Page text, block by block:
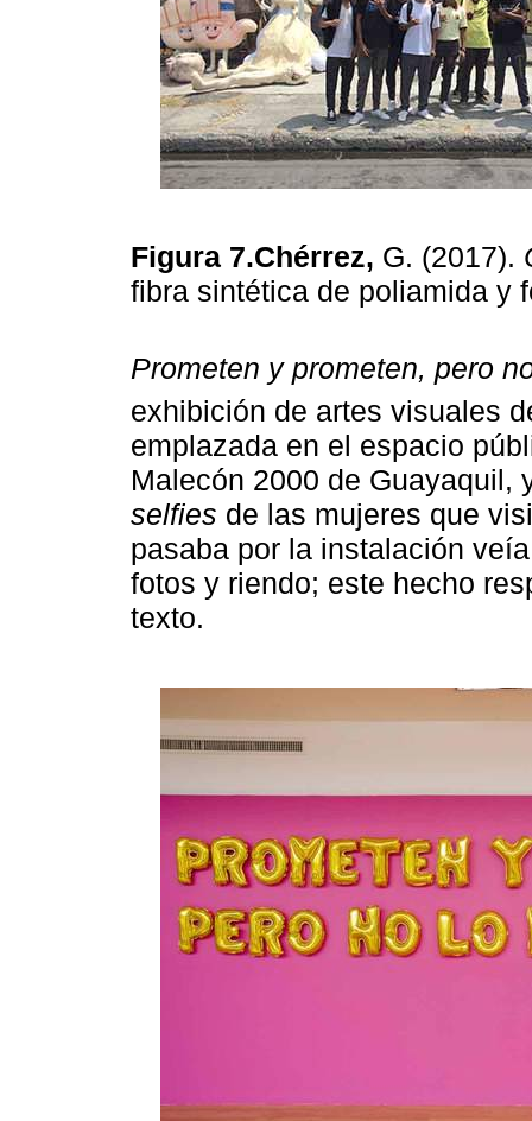
Figura 7.Chérrez, G. (2017).
fibra sintética de poliamida
Prometen y prometen, pero
exhibición de artes visuales
emplazada en el espacio
Malecón 2000 de Guayaquil,
selfies de las mujeres que
pasaba por la instalación
fotos y riendo; este hecho
texto.